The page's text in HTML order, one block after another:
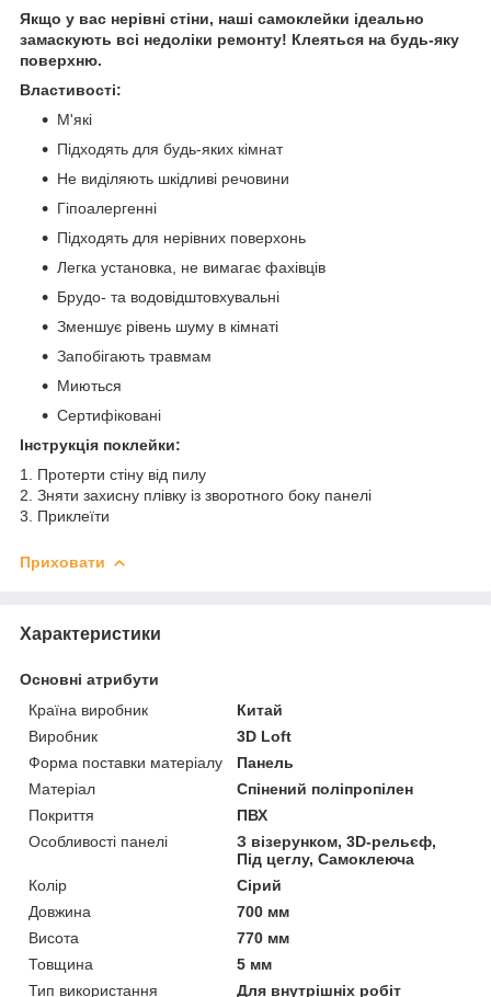
Якщо у вас нерівні стіни, наші самоклейки ідеально
замаскують всі недоліки ремонту! Клеяться на будь-яку
поверхню.
Властивості:
М'які
Підходять для будь-яких кімнат
Не виділяють шкідливі речовини
Гіпоалергенні
Підходять для нерівних поверхонь
Легка установка, не вимагає фахівців
Брудо- та водовідштовхувальні
Зменшує рівень шуму в кімнаті
Запобігають травмам
Миються
Сертифіковані
Інструкція поклейки:
1. Протерти стіну від пилу
2. Зняти захисну плівку із зворотного боку панелі
3. Приклеїти
Приховати
Характеристики
Основні атрибути
Країна виробник
Китай
Виробник
3D Loft
Форма поставки матеріалу
Панель
Матеріал
Спінений поліпропілен
Покриття
ПВХ
Особливості панелі
З візерунком, 3D-рельєф,
Під цеглу, Самоклеюча
Колір
Сірий
Довжина
700 мм
Висота
770 мм
Товщина
5 мм
Тип використання
Для внутрішніх робіт